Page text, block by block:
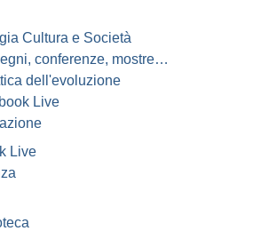
Cultura e Società
conferenze, mostre…
dell'evoluzione
Live
Live